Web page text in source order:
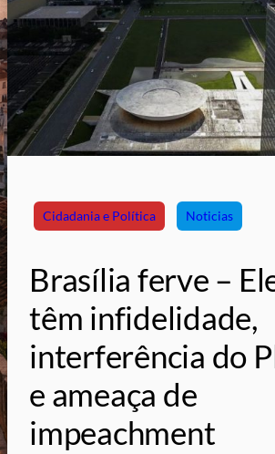
Cidadania e Política Noticias
Brasília ferve –
têm infidelidade,
interferência do
e ameaça de
impeachment